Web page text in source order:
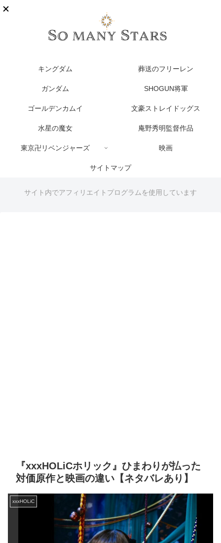
キングダム 葬送のフリーレン
ガンダム SHOGUN将軍
ゴールデンカムイ 文豪ストレイドッグス
水星の魔女 庵野秀明監督作品
東京卍リベンジャーズ 映画
サイトマップ
サイト内でアフィリエイトプログラムを使用しています
『xxxHOLiCホリック』ひまわりが払った
対価原作と映画の違い【ネタバレあり】
xxxHOLiC